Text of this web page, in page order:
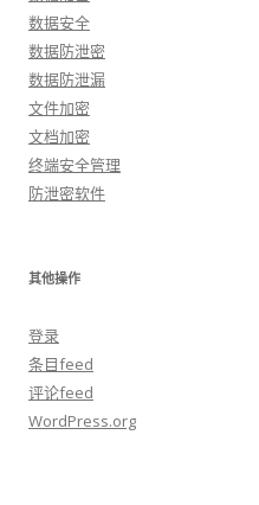
数据安全
数据防泄密
数据防泄漏
文件加密
文档加密
终端安全管理
防泄密软件
其他操作
登录
条目feed
评论feed
WordPress.org